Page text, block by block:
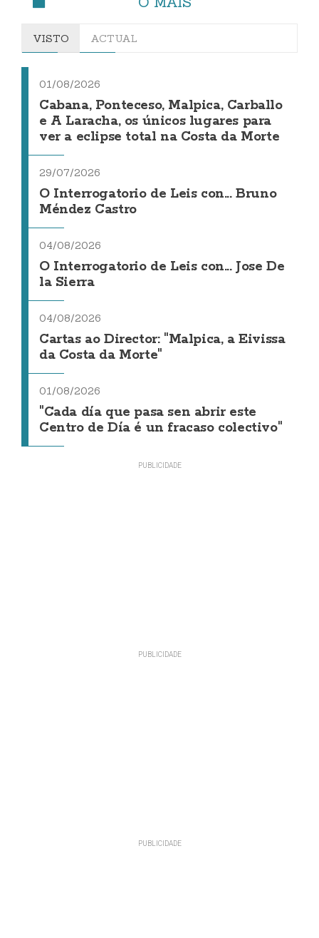
VISTO ACTUAL
01/08/2026
Cabana, Ponteceso, Malpica, Carballo
e A Laracha, os únicos lugares para
ver a eclipse total na Costa da Morte
29/07/2026
O Interrogatorio de Leis con... Bruno
Méndez Castro
04/08/2026
O Interrogatorio de Leis con... Jose De
la Sierra
04/08/2026
Cartas ao Director: "Malpica, a Eivissa
da Costa da Morte"
01/08/2026
"Cada día que pasa sen abrir este
Centro de Día é un fracaso colectivo"